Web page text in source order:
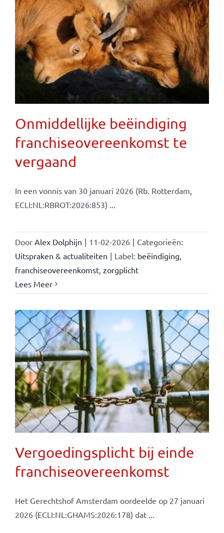
Onmiddellijke beëindiging
franchiseovereenkomst te
vergaand
In een vonnis van 30 januari 2026 (Rb. Rotterdam,
ECLI:NL:RBROT:2026:853) ...
Door Alex Dolphijn | 11-02-2026 | Categorieën:
Uitspraken & actualiteiten | Label: beëindiging
franchiseovereenkomst, zorgplicht
Lees Meer
Vergoedingsplicht bij einde
franchiseovereenkomst
Het Gerechtshof Amsterdam oordeelde op 27 januari
2026 (ECLI:NL:GHAMS:2026:178) dat ...